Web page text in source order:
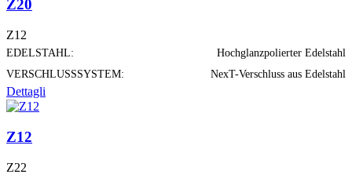
Z20
Z12
EDELSTAHL:
Hochglanzpolierter Edelstahl
VERSCHLUSSSYSTEM:
NexT-Verschluss aus Edelstahl
Dettagli
Z12
Z22